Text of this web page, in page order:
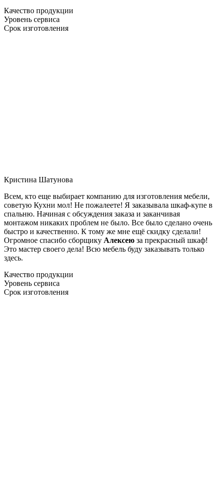
Качество продукции
Уровень сервиса
Срок изготовления
Кристина Шатунова
Всем, кто еще выбирает компанию для изготовления мебели,
советую Кухни мол! Не пожалеете! Я заказывала шкаф-купе в
спальню. Начиная с обсуждения заказа и заканчивая
монтажом никаких проблем не было. Все было сделано очень
быстро и качественно. К тому же мне ещё скидку сделали!
Огромное спасибо сборщику Алексею за прекрасный шкаф!
Это мастер своего дела! Всю мебель буду заказывать только
здесь.
Качество продукции
Уровень сервиса
Срок изготовления